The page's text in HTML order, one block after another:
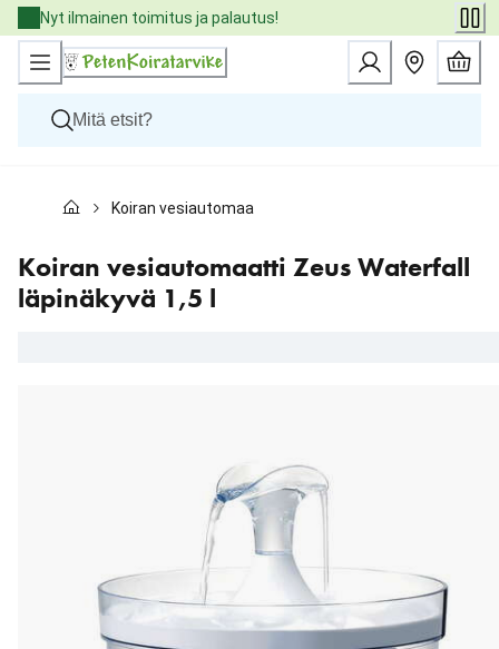
Skip
to
Content
Nyt ilmainen toimitus ja palautus!
Kissat
Eläinlääkäriruoat
Tuotemerkit
Uutuudet
Koiran vesiautomaatti Zeus Waterfall läpinäkyvä 1,5 l
Koiran vesiautomaatti Zeus Waterfall
läpinäkyvä 1,5 l